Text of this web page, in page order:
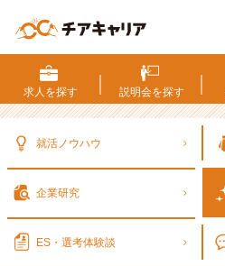
3
卒
新
用
求人を探す 説明会を探す
就活ノウハウ
企業研究
ES・選考体験談